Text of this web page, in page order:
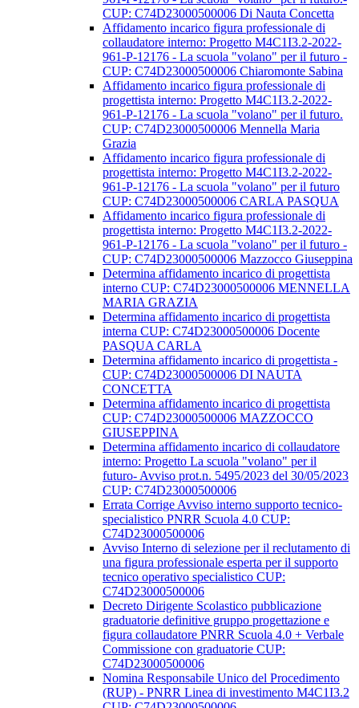
CUP: C74D23000500006 Di Nauta Concetta
Affidamento incarico figura professionale di
collaudatore interno: Progetto M4C1I3.2-2022-
961-P-12176 - La scuola "volano" per il futuro -
CUP: C74D23000500006 Chiaromonte Sabina
Affidamento incarico figura professionale di
progettista interno: Progetto M4C1I3.2-2022-
961-P-12176 - La scuola "volano" per il futuro.
CUP: C74D23000500006 Mennella Maria
Grazia
Affidamento incarico figura professionale di
progettista interno: Progetto M4C1I3.2-2022-
961-P-12176 - La scuola "volano" per il futuro
CUP: C74D23000500006 CARLA PASQUA
Affidamento incarico figura professionale di
progettista interno: Progetto M4C1I3.2-2022-
961-P-12176 - La scuola "volano" per il futuro -
CUP: C74D23000500006 Mazzocco Giuseppina
Determina affidamento incarico di progettista
interno CUP: C74D23000500006 MENNELLA
MARIA GRAZIA
Determina affidamento incarico di progettista
interna CUP: C74D23000500006 Docente
PASQUA CARLA
Determina affidamento incarico di progettista -
CUP: C74D23000500006 DI NAUTA
CONCETTA
Determina affidamento incarico di progettista
CUP: C74D23000500006 MAZZOCCO
GIUSEPPINA
Determina affidamento incarico di collaudatore
interno: Progetto La scuola "volano" per il
futuro- Avviso prot.n. 5495/2023 del 30/05/2023
CUP: C74D23000500006
Errata Corrige Avviso interno supporto tecnico-
specialistico PNRR Scuola 4.0 CUP:
C74D23000500006
Avviso Interno di selezione per il reclutamento di
una figura professionale esperta per il supporto
tecnico operativo specialistico CUP:
C74D23000500006
Decreto Dirigente Scolastico pubblicazione
graduatorie definitive gruppo progettazione e
figura collaudatore PNRR Scuola 4.0 + Verbale
Commissione con graduatorie CUP:
C74D23000500006
Nomina Responsabile Unico del Procedimento
(RUP) - PNRR Linea di investimento M4C1I3.2